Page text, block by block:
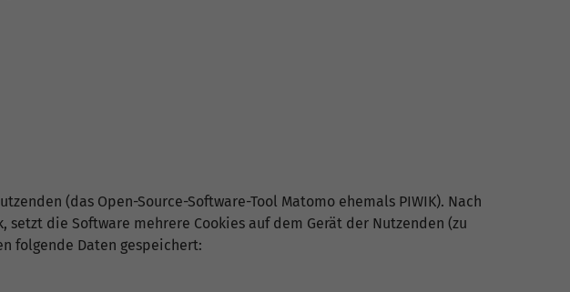
(das Open-Source-Software-Tool Matomo ehemals PIWIK). Nach
die Software mehrere Cookies auf dem Gerät der Nutzenden (zu
folgende Daten gespeichert: